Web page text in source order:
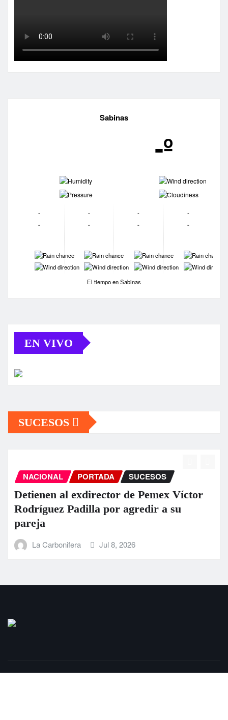
Sabinas
-º
-
-
-
-
-
-
-
-
-
-
-
-
-
-
-
-
-
-
-
-
El tiempo en Sabinas
EN VIVO
SUCESOS
NACIONAL PORTADA SUCESOS
Detienen al exdirector de Pemex Víctor
Rodríguez Padilla por agredir a su
pareja
La Carbonifera Jul 8, 2026